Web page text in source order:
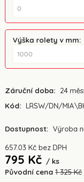
Výška rolety v mm:
Záruční doba: 24
Kód: LRSW/DN/
Dostupnost: Výroba
657.03 Kč bez DPH
795 Kč
ks
Původní cena 1 325Kč